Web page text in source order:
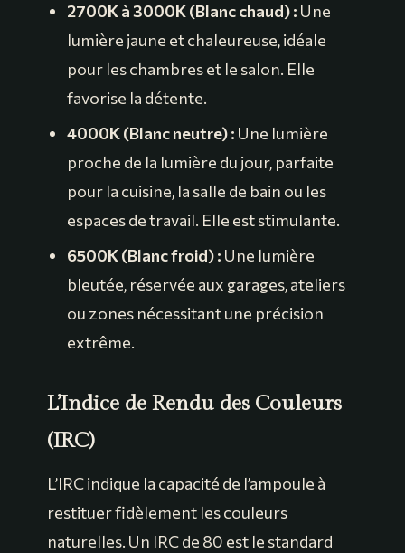
2700K à 3000K (Blanc chaud) : Une
lumière jaune et chaleureuse, idéale
pour les chambres et le salon. Elle
favorise la détente.
4000K (Blanc neutre) : Une lumière
proche de la lumière du jour, parfaite
pour la cuisine, la salle de bain ou les
espaces de travail. Elle est stimulante.
6500K (Blanc froid) : Une lumière
bleutée, réservée aux garages, ateliers
ou zones nécessitant une précision
extrême.
L’Indice de Rendu des Couleurs
(IRC)
L’IRC indique la capacité de l’ampoule à
restituer fidèlement les couleurs
naturelles. Un IRC de 80 est le standard